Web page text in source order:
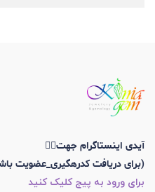
آیدی اینستاگرام جهت👇🏼
(برای دریافت کدرهگیری_عضویت
برای ورود به پیج کلیک کنید